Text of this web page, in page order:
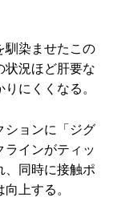
馴染ませたこの
状況ほど肝要な
にくくなる。
ションに「ジグ
ラインがティッ
、同時に接触ポ
上する。